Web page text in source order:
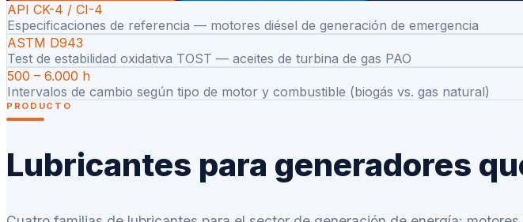
API CK-4 / CI-4
Especificaciones de referencia — motores diésel de generación de emergencia
ASTM D943
Test de estabilidad oxidativa TOST — aceites de turbina de gas PAO
500 – 6.000 h
Intervalos de cambio según tipo de motor y combustible (biogás vs. gas natural)
PRODUCTO
Lubricantes para generadores